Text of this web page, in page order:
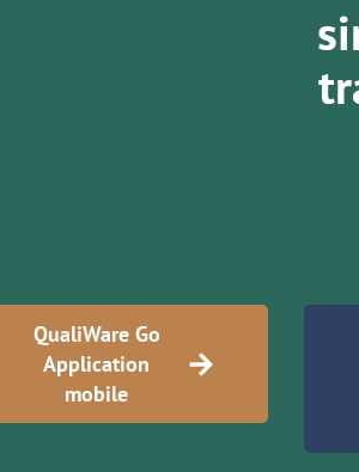
QualiWare Go
Application
mobile